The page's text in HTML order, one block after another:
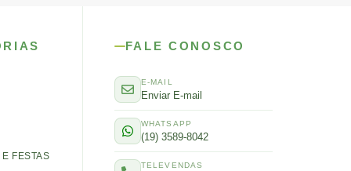
FESTAS
FALE CONOSCO
E-MAIL
Enviar E-mail
WHATSAPP
(19) 3589-8042
TELEVENDAS